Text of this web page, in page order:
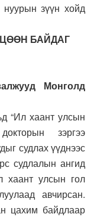
зүүн хойд
БАЙДАГ
Монголд
“Ил хаант улсын
зэргээ
судлах үүднээс
судлалын ангид
хаант улсын гол
авчирсан.
цахим байдлаар